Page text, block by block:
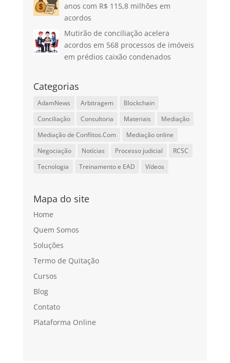
anos com R$ 115,8 milhões em
acordos
Mutirão de conciliação acelera
acordos em 568 processos de imóveis
em prédios caixão condenados
Categorias
AdamNews Arbitragem
Blockchain
Conciliação
Consultoria Materiais
Mediação
Mediação de Conflitos.Com
Mediação online
Negociação
Notícias Processo judicial
RCSC
Tecnologia
Treinamento e EAD Vídeos
Mapa do site
Home
Quem Somos
Soluções
Termo de Quitação
Cursos
Blog
Contato
Plataforma Online